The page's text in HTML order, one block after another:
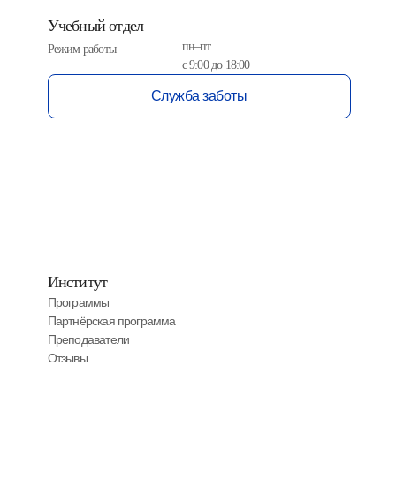
Учебный отдел
Режим работы
пн–пт
с 9:00 до 18:00
Служба заботы
Институт
Программы
Партнёрская программа
Преподаватели
Отзывы